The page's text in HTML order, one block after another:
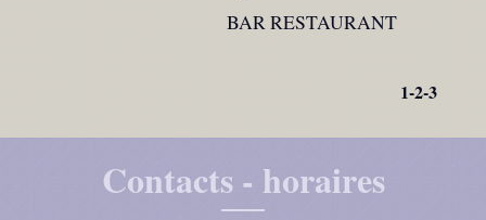
BAR RESTAURANT
1-2-3
Contacts - horaires